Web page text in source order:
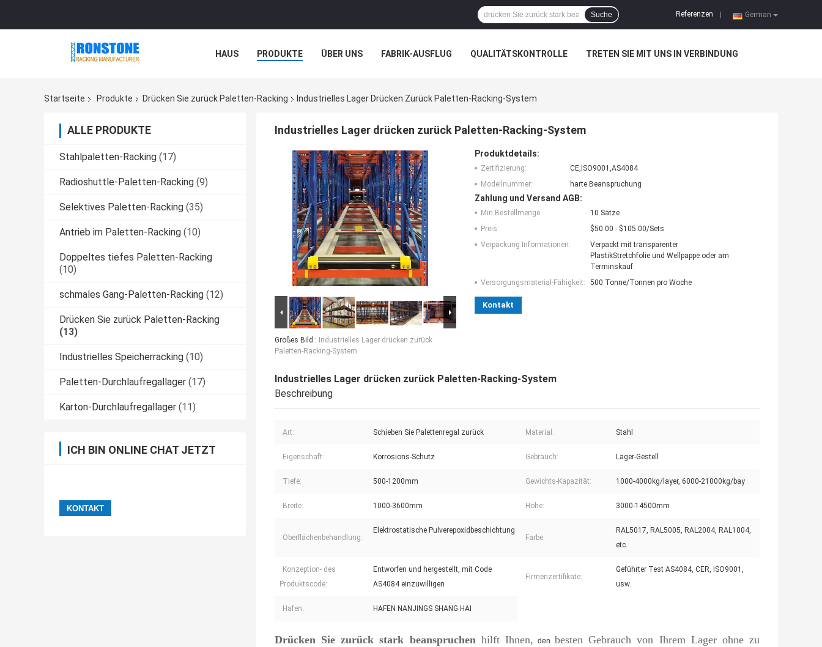
German
Referenzen
Suche
HAUS PRODUKTE ÜBER UNS FABRIK-AUSFLUG QUALITÄTSKONTROLLE TRETEN SIE MIT UNS IN VERBINDUNG
Startseite
Produkte Drücken Sie zurück Paletten-Racking Industrielles Lager Drücken Zurück Paletten-Racking-System
ALLE PRODUKTE
Stahlpaletten-Racking (17)
Radioshuttle-Paletten-Racking (9)
Selektives Paletten-Racking (35)
Antrieb im Paletten-Racking (10)
Doppeltes tiefes Paletten-Racking
(10)
schmales Gang-Paletten-Racking (12)
Drücken Sie zurück Paletten-Racking
(13)
Industrielles Speicherracking (10)
Paletten-Durchlaufregallager (17)
Karton-Durchlaufregallager (11)
ICH BIN ONLINE CHAT JETZT
Industrielles Lager drücken zurück Paletten-Racking-System
Großes Bild : Industrielles Lager drücken zurück
Paletten-Racking-System
Produktdetails:
Zertifizierung:
CE,ISO9001,AS4084
Modellnummer:
harte Beanspruchung
Zahlung und Versand AGB:
Min Bestellmenge:
10 Sätze
Preis:
$50.00 - $105.00/Sets
Verpackung Informationen:
Verpackt mit transparenter
PlastikStretchfolie und Wellpappe oder am
Terminskauf.
Versorgungsmaterial-Fähigkeit:
500 Tonne/Tonnen pro Woche
Kontakt
Industrielles Lager drücken zurück Paletten-Racking-System
Beschreibung
Art: Schieben Sie Palettenregal zurück Material: Stahl
Eigenschaft: Korrosions-Schutz Gebrauch: Lager-Gestell
Tiefe: 500-1200mm Gewichts-Kapazität: 1000-4000kg/layer, 6000-21000kg/bay
Breite: 1000-3600mm Höhe: 3000-14500mm
Oberflächenbehandlung:
Elektrostatische Pulverepoxidbeschichtung
Farbe:
RAL5017, RAL5005, RAL2004, RAL1004,
etc.
Konzeption- des
Produktscode:
Entworfen und hergestellt, mit Code
AS4084 einzuwilligen
Firmenzertifikate:
Geführter Test AS4084, CER, ISO9001,
usw.
Hafen: HAFEN NANJINGS SHANG HAI
Drücken Sie zurück stark beanspruchen hilft Ihnen, den besten Gebrauch von Ihrem Lager ohne zu